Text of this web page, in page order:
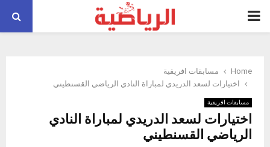
PRIMARY
Home
مسابقات افريقية
اختيارات لسعد الدريدي لمباراة النادي الرياضي القسنطيني
مسابقات افريقية
اختيارات لسعد الدريدي لمباراة النادي
الرياضي القسنطيني